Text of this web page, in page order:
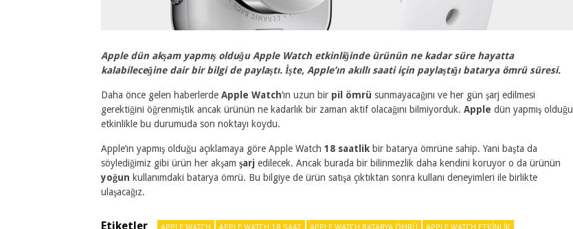
Apple dün akşam yapmış olduğu Apple Watch etkinliğinde ürünün ne kadar süre hayatta
kalabileceğine dair bir bilgi de paylaştı. İşte, Apple’ın akıllı saati için paylaştığı batarya ömrü süresi.
Daha önce gelen haberlerde Apple Watch‘ın uzun bir pil ömrü sunmayacağını ve her gün şarj edilmesi
gerektiğini öğrenmiştik ancak ürünün ne kadarlık bir zaman aktif olacağını bilmiyorduk. Apple dün yapmış olduğu
etkinlikle bu durumuda son noktayı koydu.
Apple’ın yapmış olduğu açıklamaya göre Apple Watch 18 saatlik bir batarya ömrüne sahip. Yani başta da
söylediğimiz gibi ürün her akşam şarj edilecek. Ancak burada bir bilinmezlik daha kendini koruyor o da ürünün
yoğun kullanımdaki batarya ömrü. Bu bilgiye de ürün satışa çıktıktan sonra kullanı deneyimleri ile birlikte
ulaşacağız.
Etiketler APPLE WATCH APPLE WATCH 18 SAAT APPLE WATCH BATARYA ÖMRÜ
APPLE WATCH ETKINLIK